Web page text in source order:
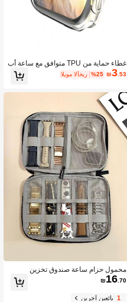
غطاء حماية من TPU متوافق مع ساعة أب
ل 49مم 41مم 45مم 44مم 40مم 42مم
₪3.53
%25 اليوم الأخير
محمول حزام ساعة صندوق تخزين
₪16.70
1بائعين آخرين